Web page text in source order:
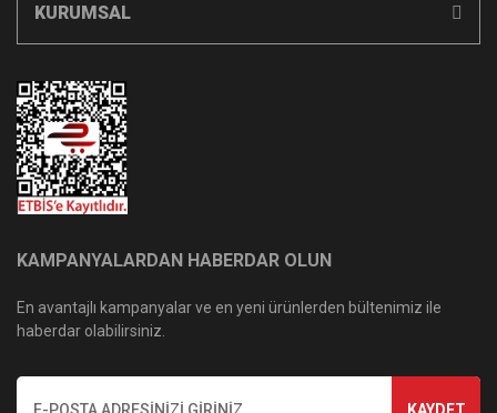
KURUMSAL
KAMPANYALARDAN HABERDAR OLUN
En avantajlı kampanyalar ve en yeni ürünlerden bültenimiz ile
haberdar olabilirsiniz.
KAYDET